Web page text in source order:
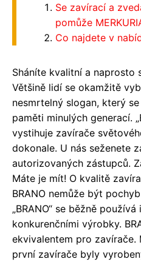
Se zavírací a
pomůže
Co najdete v
Sháníte kvalitní a naprosto
Většině lidí se okamžitě
nesmrtelný slogan, který
paměti minulých generací.
vystihuje zavírače
dokonale. U nás seženete
autorizovaných zástupců.
Máte je mít! O kvalitě
BRANO nemůže být
„BRANO“ se běžně
konkurenčními výrobky.
ekvivalentem pro zavírače.
první zavírače byly